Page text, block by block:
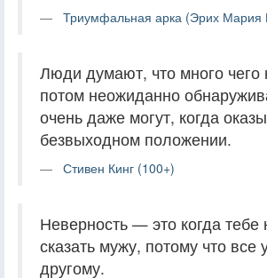
Триумфальная арка (Эрих Мария
Люди думают, что много чего
потом неожиданно
очень даже могут, когда
безвыходном положении.
Стивен Кинг (100+)
Неверность — это когда тебе
сказать мужу, потому что все
другому.